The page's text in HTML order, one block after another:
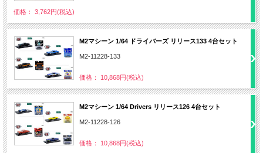
価格： 3,762円(税込)
M2マシーン 1/64 ドライバーズ リリース133 4台セット
M2-11228-133
価格： 10,868円(税込)
M2マシーン 1/64 Drivers リリース126 4台セット
M2-11228-126
価格： 10,868円(税込)